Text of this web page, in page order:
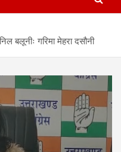
बलूनीः गरिमा मेहरा दसौनी